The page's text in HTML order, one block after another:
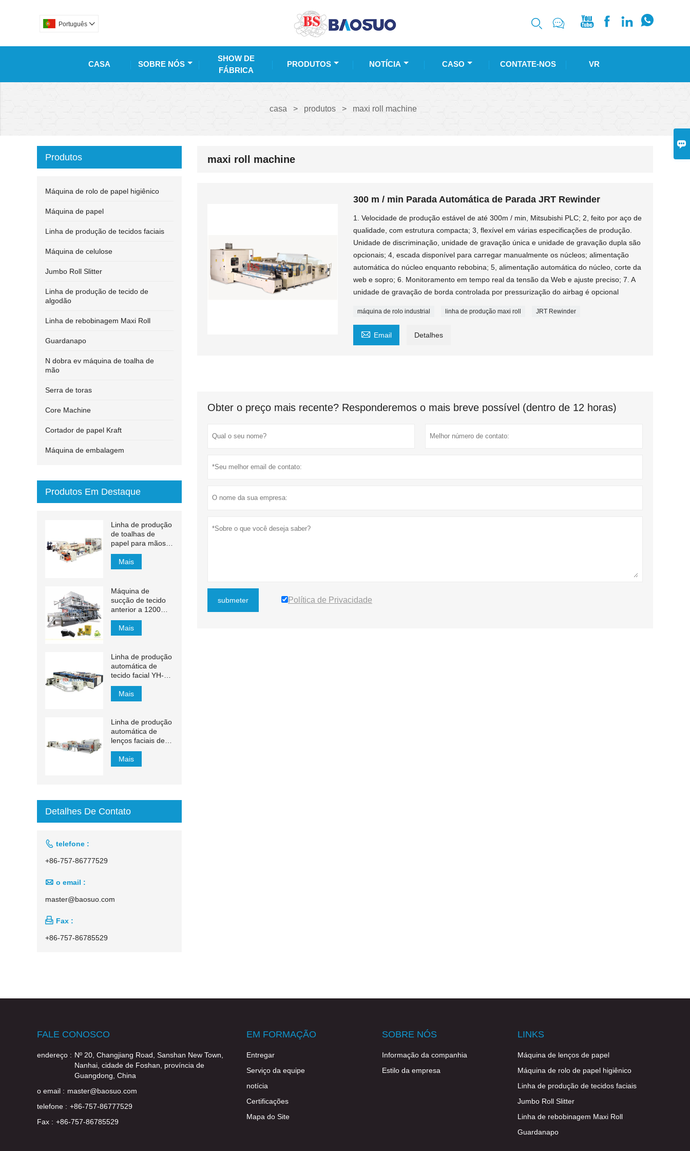

Português       
CASA SOBRE NÓS
SHOW DE
FÁBRICA
PRODUTOS NOTÍCIA CASO CONTATE-NOS VR
casa > produtos > maxi roll machine
maxi roll machine
300 m / min Parada Automática de Parada JRT Rewinder
1. Velocidade de produção estável de até 300m / min, Mitsubishi PLC; 2, feito por aço de
qualidade, com estrutura compacta; 3, flexível em várias especificações de produção.
Unidade de discriminação, unidade de gravação única e unidade de gravação dupla são
opcionais; 4, escada disponível para carregar manualmente os núcleos; alimentação
automática do núcleo enquanto rebobina; 5, alimentação automática do núcleo, corte da
web e sopro; 6. Monitoramento em tempo real da tensão da Web e ajuste preciso; 7. A
unidade de gravação de borda controlada por pressurização do airbag é opcional
máquina de rolo industrial linha de produção maxi roll JRT Rewinder
 Email Detalhes
Obter o preço mais recente? Responderemos o mais breve possível (dentro de 12 horas)
submeter Política de Privacidade
Produtos
Máquina de rolo de papel higiênico
Máquina de papel
Linha de produção de tecidos faciais
Máquina de celulose
Jumbo Roll Slitter
Linha de produção de tecido de
algodão
Linha de rebobinagem Maxi Roll
Guardanapo
N dobra ev máquina de toalha de
mão
Serra de toras
Core Machine
Cortador de papel Kraft
Máquina de embalagem
Produtos Em Destaque
Linha de produção
de toalhas de
papel para mãos
com transferência
automática MJN-
PL
Mais
Máquina de
sucção de tecido
anterior a 1200m /
min
Mais
Linha de produção
automática de
tecido facial YH-
FG
Mais
Linha de produção
automática de
lenços faciais de
transferência
automática de
1500 mm a 2200
Mais
Detalhes De Contato
 telefone :
+86-757-86777529
 o email :
master@baosuo.com
 Fax :
+86-757-86785529
FALE CONOSCO
endereço : Nº 20, Changjiang Road, Sanshan New Town,
Nanhai, cidade de Foshan, província de
Guangdong, China
o email : master@baosuo.com
telefone : +86-757-86777529
Fax : +86-757-86785529
EM FORMAÇÃO
Entregar
Serviço da equipe
notícia
Certificações
Mapa do Site
SOBRE NÓS
Informação da companhia
Estilo da empresa
LINKS
Máquina de lenços de papel
Máquina de rolo de papel higiênico
Linha de produção de tecidos faciais
Jumbo Roll Slitter
Linha de rebobinagem Maxi Roll
Guardanapo